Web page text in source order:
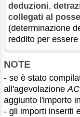
deduzioni,
collegati al
(determinazione
reddito per
NOTE
- se è stato
all'agevolazione
aggiunto l'importo
- gli importi inseriti